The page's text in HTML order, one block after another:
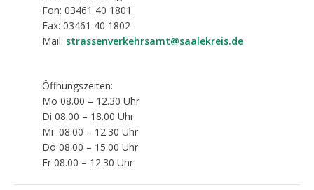
Fon: 03461 40 1801
Fax: 03461 40 1802
Mail: strassenverkehrsamt@saalekreis.de
Öffnungszeiten:
Mo 08.00 – 12.30 Uhr
Di 08.00 – 18.00 Uhr
Mi 08.00 – 12.30 Uhr
Do 08.00 – 15.00 Uhr
Fr 08.00 – 12.30 Uhr